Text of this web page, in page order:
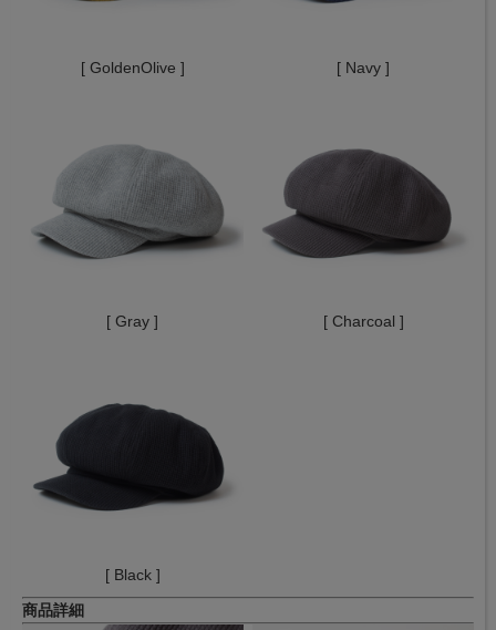
[ GoldenOlive ] [ Navy ]
[ Gray ] [ Charcoal ]
[ Black ]
商品詳細